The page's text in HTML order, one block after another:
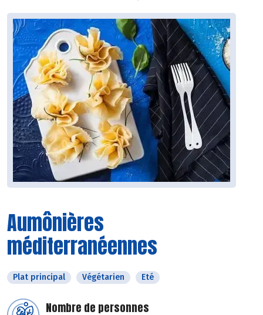
Aumônières
méditerranéennes
Plat principal Végétarien Eté
Nombre de personnes